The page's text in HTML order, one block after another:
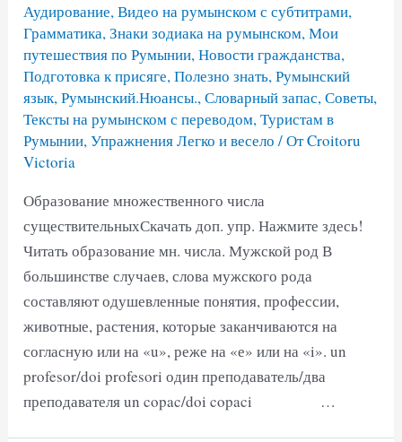
Аудирование,Видео на румынском с субтитрами,
Грамматика,Знаки зодиака на румынском,Мои
путешествия по Румынии,Новости гражданства,
Подготовка к присяге,Полезно знать,Румынский
язык,Румынский.Нюансы.,Словарный запас,Советы,
Тексты на румынском с переводом,Туристам в
Румынии,Упражнения Легко и весело / ОтCroitoru
Victoria
Образование множественного числа
существительныхСкачать доп. упр. Нажмите здесь!
Читать образование мн. числа. Мужской род В
большинстве случаев, слова мужского рода
составляют одушевленные понятия, профессии,
животные, растения, которые заканчиваются на
согласную или на «u», реже на «е» или на «i». un
profesor/doi profesori один преподаватель/два
преподавателя un copac/doi copaci …